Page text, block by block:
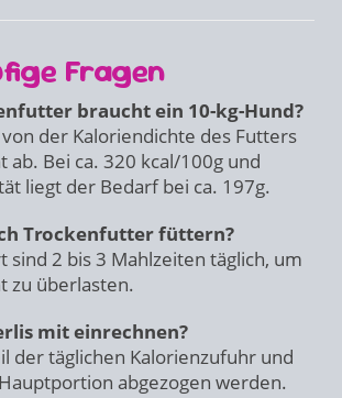
Fragen
braucht ein 10-kg-Hund?
der Kaloriendichte des Futters
ab. Bei ca. 320 kcal/100g und
liegt der Bedarf bei ca. 197g.
Trockenfutter füttern?
sind 2 bis 3 Mahlzeiten täglich, um
zu überlasten.
mit einrechnen?
der täglichen Kalorienzufuhr und
abgezogen werden.